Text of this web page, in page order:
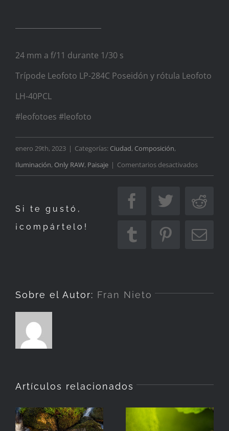
24 mm a f/11 durante 1/30 s
Trípode Leofoto LP-284C Poseidón y rótula Leofoto
LH-40PCL
#leofotoes #leofoto
enero 29th, 2023 | Categorías: Ciudad, Composición,
Iluminación, Only RAW, Paisaje | Comentarios desactivadosen
Si te gustó,
¡compártelo!
FacebookTwitter
TumblrPinterest
Sobre el Autor: Fran Nieto
Artículos relacionados